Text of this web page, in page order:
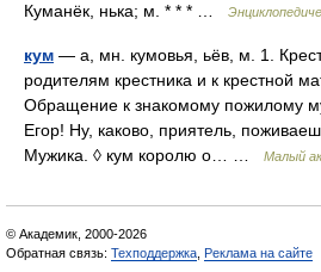
Куманёк, нька; м. * * * …
кум — а, мн. кумовья, ьёв, м. 1.
родителям крестника и к крестной
Обращение к знакомому пожилому
Егор! Ну, каково, приятель,
Мужика. ◊ кум королю о… …
Малый
© Академик, 2000-2026
Обратная связь: Техподдержка Реклама на сайте